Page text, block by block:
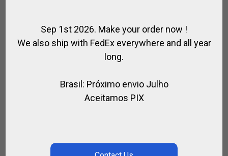
CABALLO / POLO
Sep 1st 2026. Make your order now !
We also ship with FedEx everywhere and all year
long.
Brasil: Próximo envio Julho
Aceitamos PIX